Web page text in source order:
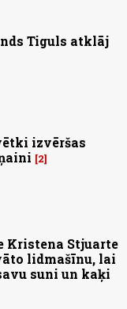
Tiguls atklāj
izvēršas
2
Kristena Stjuarte
lidmašīnu, lai
suni un kaķi